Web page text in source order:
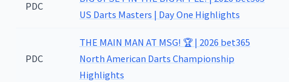
PDC
US Darts Masters | Day One Highlights
PDC
THE MAIN MAN AT MSG! 🏆 | 2026 bet365
North American Darts Championship
Highlights